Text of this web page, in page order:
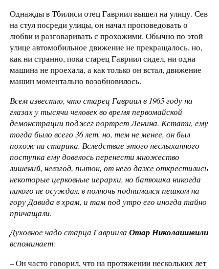
Однажды в Тбилиси отец Гавриил вышел на улицу. Сев
на стул посреди улицы, он начал проповедовать о
любви и разговаривать с прохожими. Обычно по этой
улице автомобильное движение не прекращалось, но,
как ни странно, пока старец Гавриил сидел, ни одна
машина не проехала, а как только он встал, движение
машин моментально возобновилось.
Всем известно, что старец Гавриил в 1965 году на
глазах у тысячи человек во время первомайской
демонстрации поджег портрет Ленина. Кстати, ему
тогда было всего 36 лет, но, тем не менее, он был
похож на старика. Вследствие этого неслыханного
поступка ему довелось перенести множество
лишений, невзгод, пыток, от него даже открестились
некоторые церковные иерархи, но батюшка никогда
никого не осуждал, в полночь поднимался пешком на
гору Давида в храм, и там под утро его иногда тайно
причащали.
Духовное чадо старца Гавриила Отар Николаишвили
вспоминает:
– Он часто говорил, что на протяжении нескольких лет